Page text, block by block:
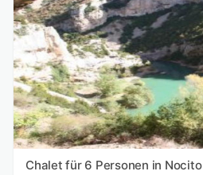
Chalet für 6 Personen in Nocito